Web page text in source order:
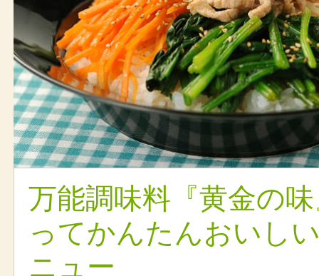
万能調味料『黄金の
ってかんたんおいし
ニュー